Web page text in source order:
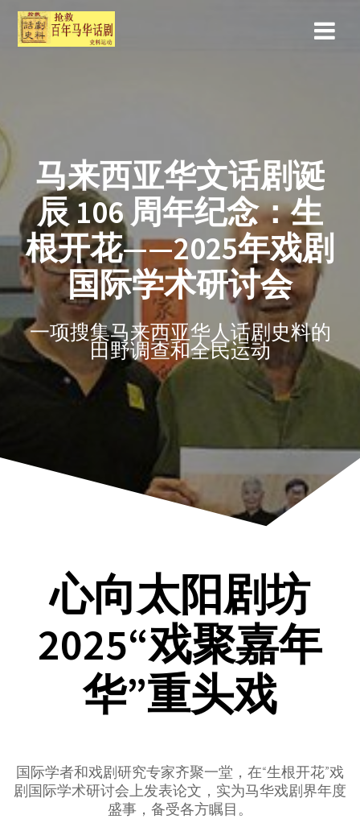
马来西亚华文话剧诞
辰 106 周年纪念：生
根开花——2025年戏剧
国际学术研讨会
一项搜集马来西亚华人话剧史料的
田野调查和全民运动
心向太阳剧坊
2025“戏聚嘉年
华”重头戏
国际学者和戏剧研究专家齐聚一堂，在“生根开花”戏
剧国际学术研讨会上发表论文，实为马华戏剧界年度
盛事，备受各方瞩目。